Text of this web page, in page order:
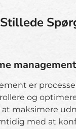
er
og
at maksimere
med at